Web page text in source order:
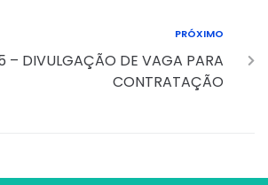
PRÓXIMO
– DIVULGAÇÃO DE VAGA PARA
CONTRATAÇÃO